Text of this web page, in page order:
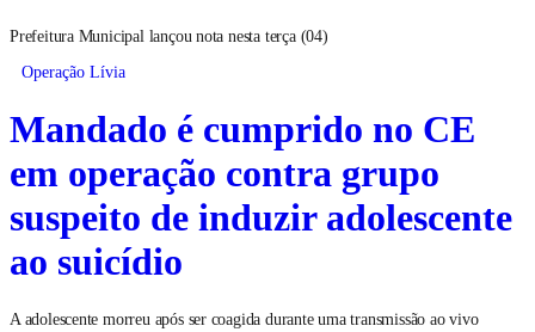
Prefeitura Municipal lançou nota nesta terça (04)
Operação Lívia
Mandado é cumprido no CE
em operação contra grupo
suspeito de induzir adolescente
ao suicídio
A adolescente morreu após ser coagida durante uma transmissão ao vivo